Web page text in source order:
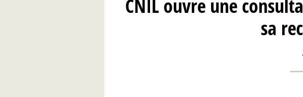
CNIL ouvre une
sa